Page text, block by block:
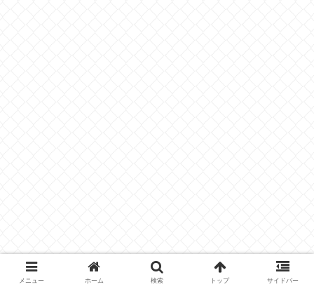
メニュー ホーム 検索 トップ サイドバー